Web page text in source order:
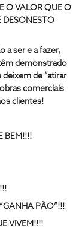
O VALOR QUE O
DESONESTO
a ser e a fazer,
demonstrado
de “atirar
comerciais
clientes!
BEM!!!!
PÃO”!!!
VIVEM!!!!